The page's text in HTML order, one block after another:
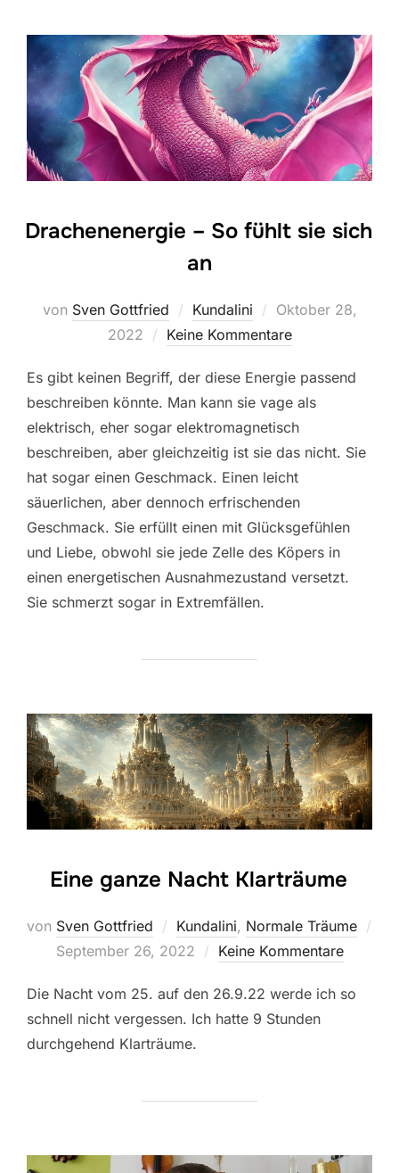
Drachenenergie – So fühlt sie sich
an
von Sven Gottfried Kundalini
Veröffentlicht
am
Oktober 28,
2022
Keine Kommentare
Es gibt keinen Begriff, der diese Energie passend
beschreiben könnte. Man kann sie vage als
elektrisch, eher sogar elektromagnetisch
beschreiben, aber gleichzeitig ist sie das nicht. Sie
hat sogar einen Geschmack. Einen leicht
säuerlichen, aber dennoch erfrischenden
Geschmack. Sie erfüllt einen mit Glücksgefühlen
und Liebe, obwohl sie jede Zelle des Köpers in
einen energetischen Ausnahmezustand versetzt.
Sie schmerzt sogar in Extremfällen.
Eine ganze Nacht Klarträume
von Sven Gottfried Kundalini, Normale Träume
Veröffentlicht
September 26, 2022 Keine Kommentare
Die Nacht vom 25. auf den 26.9.22 werde ich so
schnell nicht vergessen. Ich hatte 9 Stunden
durchgehend Klarträume.